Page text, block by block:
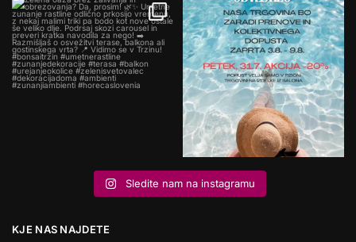
Sledite nam na instagramu
KJE NAS NAJDETE